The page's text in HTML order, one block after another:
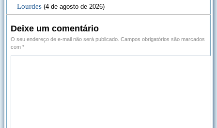
Lourdes (4 de agosto de 2026)
Deixe um comentário
O seu endereço de e-mail não será publicado. Campos obrigatórios são marcados
com *